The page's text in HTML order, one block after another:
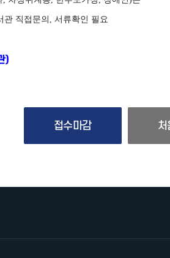
관 직접문의 ,서류확인 필요
)
접수마감